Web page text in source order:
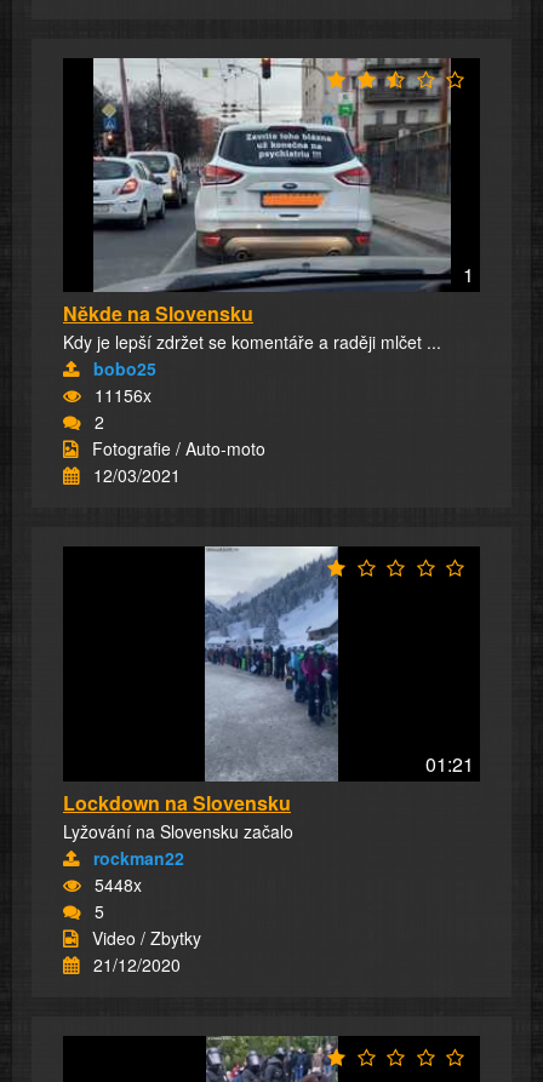
1
Někde na Slovensku
Kdy je lepší zdržet se komentáře a raději mlčet ...
bobo25
11156x
2
Fotografie / Auto-moto
12/03/2021
01:21
Lockdown na Slovensku
Lyžování na Slovensku začalo
rockman22
5448x
5
Video / Zbytky
21/12/2020